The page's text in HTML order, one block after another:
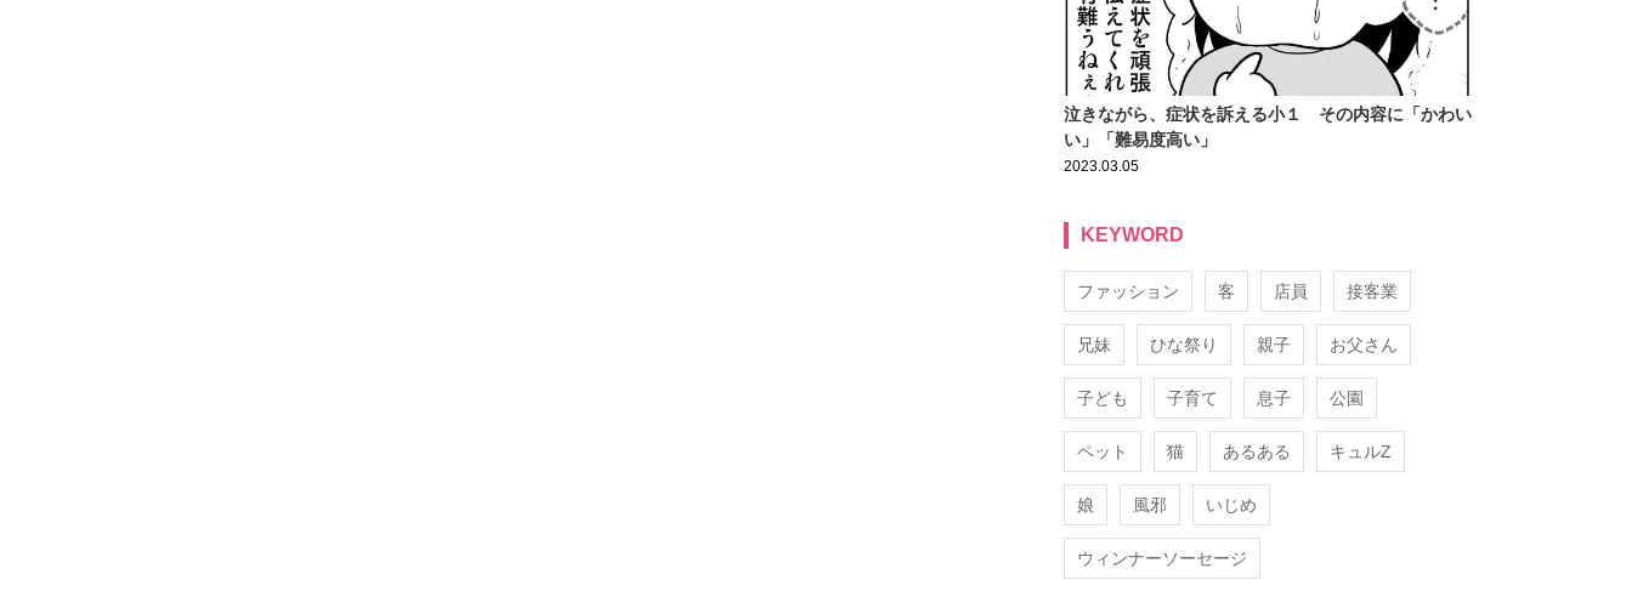
泣きながら、症状を訴える小１ その内容に「かわい
い」「難易度高い」
2023.03.05
KEYWORD
ファッション 客 店員 接客業
兄妹 ひな祭り 親子 お父さん
子ども 子育て 息子 公園
ペット 猫 あるある キュルZ
娘 風邪 いじめ
ウィンナーソーセージ